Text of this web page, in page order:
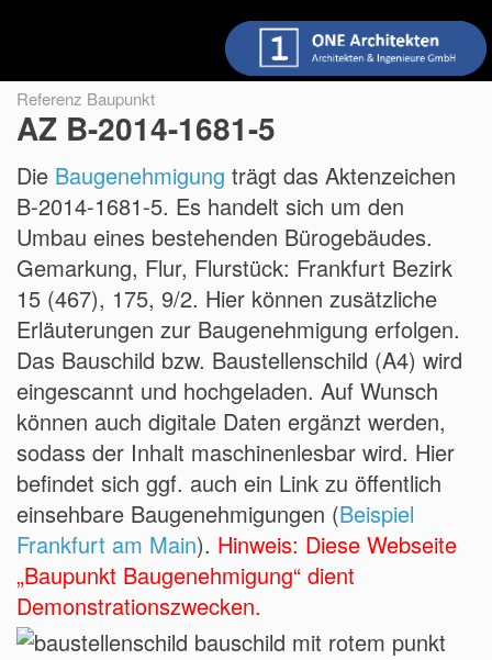
Referenz Baupunkt
AZ B-2014-1681-5
Die Baugenehmigung trägt das Aktenzeichen
B-2014-1681-5. Es handelt sich um den
Umbau eines bestehenden Bürogebäudes.
Gemarkung, Flur, Flurstück: Frankfurt Bezirk
15 (467), 175, 9/2. Hier können zusätzliche
Erläuterungen zur Baugenehmigung erfolgen.
Das Bauschild bzw. Baustellenschild (A4) wird
eingescannt und hochgeladen. Auf Wunsch
können auch digitale Daten ergänzt werden,
sodass der Inhalt maschinenlesbar wird. Hier
befindet sich ggf. auch ein Link zu öffentlich
einsehbare Baugenehmigungen (Beispiel
Frankfurt am Main). Hinweis: Diese Webseite
„Baupunkt Baugenehmigung“ dient
Demonstrationszwecken.